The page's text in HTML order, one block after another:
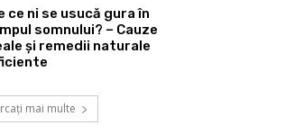
ce ni se usucă gura în
somnului? – Cauze
și remedii naturale
mai multe